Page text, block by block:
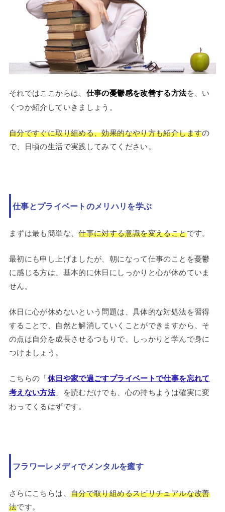
それではここからは、 仕事の憂鬱感を改善する方法を、い
くつか紹介していきましょう。
自分ですぐに取り組める、効果的なやり方も紹介しますの
で、日頃の生活で実践してみてください。
仕事とプライベートのメリハリを学ぶ
まずは最も簡単な、仕事に対する意識を変えることです。
最初にも申し上げましたが、朝になって仕事のことを憂鬱
に感じる方は、基本的に休日にしっかりと心が休めていま
せん。
休日に心が休めないという問題は、具体的な対処法を習得
することで、自然と解消していくことができますから、そ
の点は自分を成長させるつもりで、しっかりと学んで身に
つけましょう。
こちらの「休日や家で過ごすプライベートで仕事を忘れて
考えない方法」を読むだけでも、心の持ちようは確実に変
わってくるはずです。
フラワーレメディでメンタルを癒す
さらにこちらは、 自分で取り組めるスピリチュアルな改善
法です。